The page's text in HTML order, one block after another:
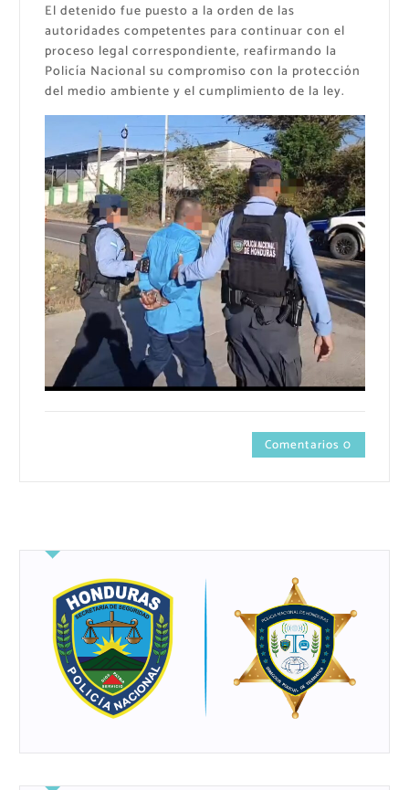
El detenido fue puesto a la orden de las
autoridades competentes para continuar con el
proceso legal correspondiente, reafirmando la
Policía Nacional su compromiso con la protección
del medio ambiente y el cumplimiento de la ley.
Comentarios 0